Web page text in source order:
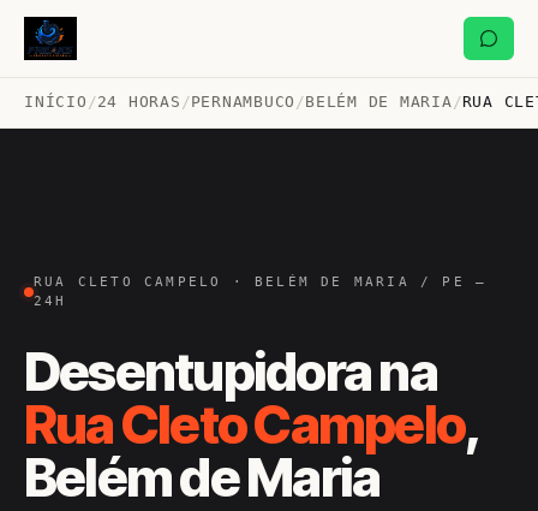
INÍCIO /24 HORAS /PERNAMBUCO /BELÉM DE MARIA /RUA
RUA CLETO CAMPELO · BELÉM DE MARIA / PE —
24H
Desentupidora na
Rua Cleto Campelo,
Belém de Maria